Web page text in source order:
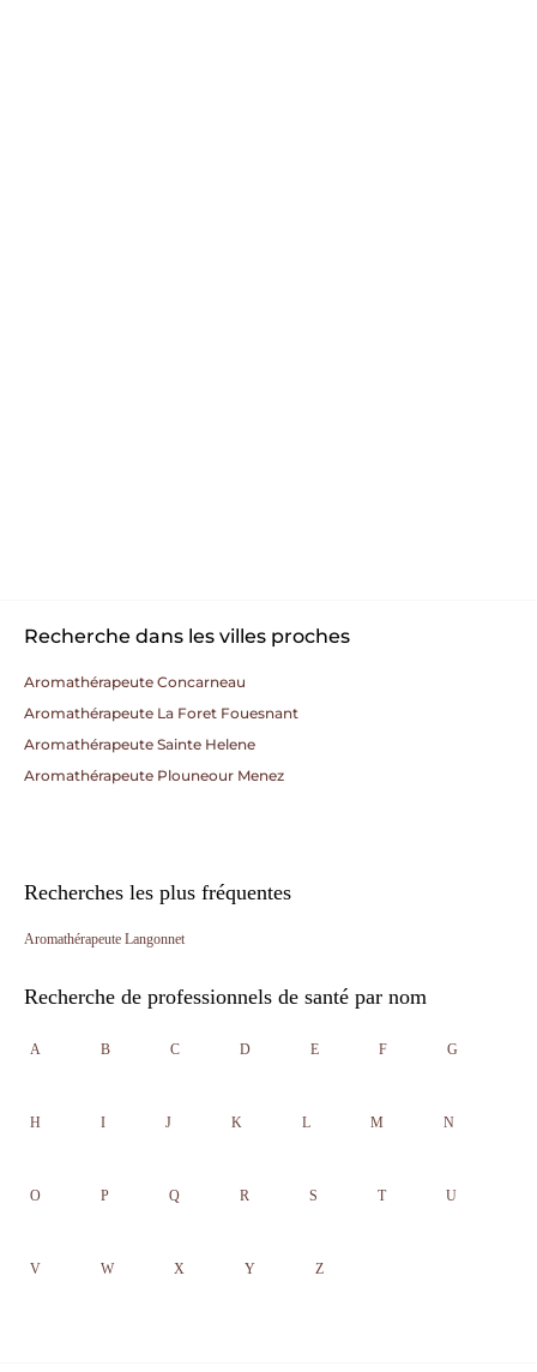
Recherche dans les villes proches
Aromathérapeute Concarneau
Aromathérapeute La Foret Fouesnant
Aromathérapeute Sainte Helene
Aromathérapeute Plouneour Menez
Recherches les plus fréquentes
Aromathérapeute Langonnet
Recherche de professionnels de santé par nom
A B C D E F G
H I J K L M N
O P Q R S T U
V W X Y Z